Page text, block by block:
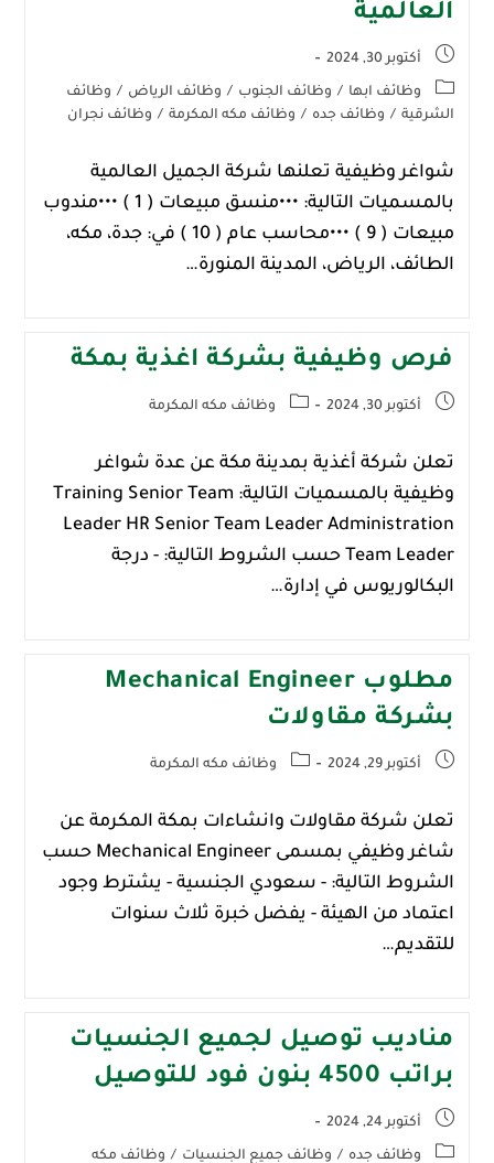
العالمية
أكتوبر 30, 2024
وظائف ابها / وظائف الجنوب / وظائف الرياض / وظائف
الشرقية / وظائف جده / وظائف مكه المكرمة / وظائف نجران
شواغر وظيفية تعلنها شركة الجميل العالمية
بالمسميات التالية: •••منسق مبيعات ( 1 ) •••مندوب
مبيعات ( 9 ) •••محاسب عام ( 10 ) في: جدة، مكه،
الطائف، الرياض، المدينة المنورة…
فرص وظيفية بشركة اغذية بمكة
أكتوبر 30, 2024 وظائف مكه المكرمة
تعلن شركة أغذية بمدينة ‎مكة عن عدة شواغر
وظيفية بالمسميات التالية: Training Senior Team
Leader HR Senior Team Leader Administration
Team Leader حسب الشروط التالية: - درجة
البكالوريوس في إدارة…
مطلوب Mechanical Engineer
بشركة مقاولات
أكتوبر 29, 2024 وظائف مكه المكرمة
تعلن شركة مقاولات وانشاءات بمكة المكرمة عن
شاغر وظيفي بمسمى Mechanical Engineer حسب
الشروط التالية: - سعودي الجنسية - يشترط وجود
اعتماد من الهيئة - يفضل خبرة ثلاث سنوات
للتقديم…
مناديب توصيل لجميع الجنسيات
براتب 4500 بنون فود للتوصيل
أكتوبر 24, 2024
وظائف جده / وظائف جميع الجنسيات / وظائف مكه